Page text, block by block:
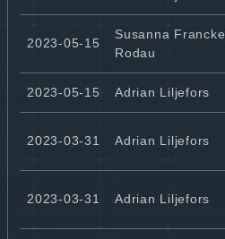
2023-05-15
Susanna Francke
Rodau
2023-05-15 Adrian Liljefors
2023-03-31 Adrian Liljefors
2023-03-31 Adrian Liljefors